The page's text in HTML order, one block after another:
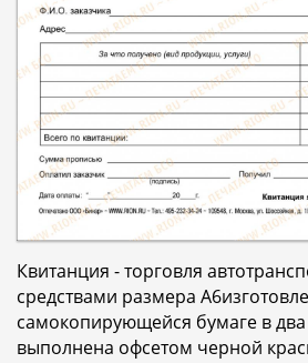
Квитанция - торговля
средствами размера
самокопирующейся бумаге в
выполнена офсетом черной